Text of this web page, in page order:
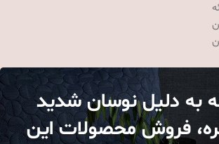
به دلیل نوسان شدید
فروش محصولات این